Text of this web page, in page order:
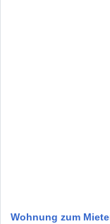
Wohnung zum